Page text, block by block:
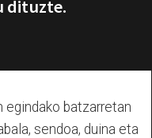
dituzte.
egindako batzarretan
sendoa, duina eta